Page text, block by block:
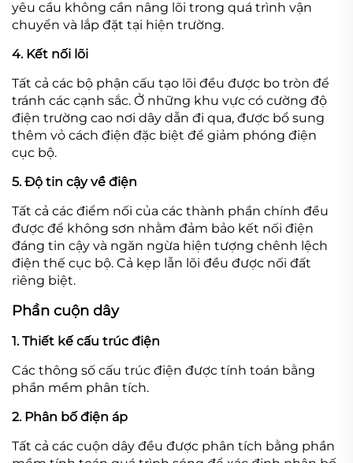
yêu cầu không cần nâng lõi trong quá trình vận
chuyển và lắp đặt tại hiện trường.
4. Kết nối lõi
Tất cả các bộ phận cấu tạo lõi đều được bo tròn để
tránh các cạnh sắc. Ở những khu vực có cường độ
điện trường cao nơi dây dẫn đi qua, được bổ sung
thêm vỏ cách điện đặc biệt để giảm phóng điện
cục bộ.
5. Độ tin cậy về điện
Tất cả các điểm nối của các thành phần chính đều
được để không sơn nhằm đảm bảo kết nối điện
đáng tin cậy và ngăn ngừa hiện tượng chênh lệch
điện thế cục bộ. Cả kẹp lẫn lõi đều được nối đất
riêng biệt.
Phần cuộn dây
1. Thiết kế cấu trúc điện
Các thông số cấu trúc điện được tính toán bằng
phần mềm phân tích.
2. Phân bố điện áp
Tất cả các cuộn dây đều được phân tích bằng phần